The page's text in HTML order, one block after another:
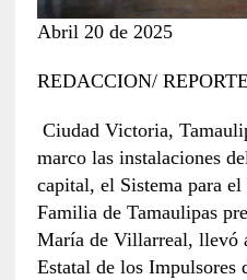
Abril 20 de 2025
REDACCION/
Ciudad Victoria,
marco las instalaciones
capital, el Sistema para
Familia de Tamaulipas
María de Villarreal, llevó
Estatal de los Impulsores